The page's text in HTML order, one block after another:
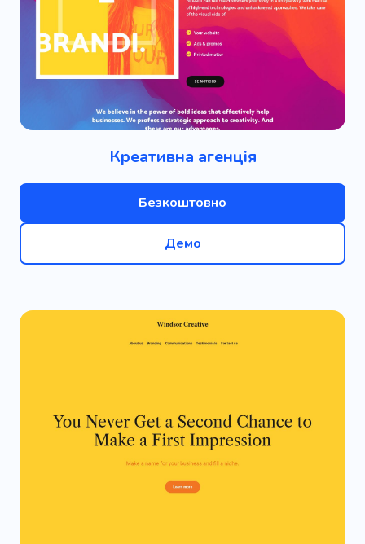
Креативна агенція
Безкоштовно
Демо